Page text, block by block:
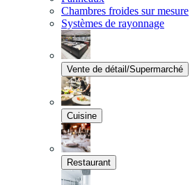
Chambres froides sur mesure
Systèmes de rayonnage
Vente de détail/Supermarché
Cuisine
Restaurant